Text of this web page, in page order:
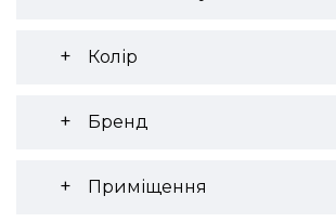
Колір
Бренд
Приміщення